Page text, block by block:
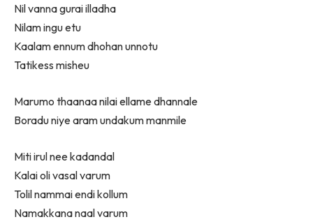
Nil vanna gurai illadha
Nilam ingu etu
Kaalam ennum dhohan unnotu
Tatikess misheu
Marumo thaanaa nilai ellame dhannale
Boradu niye aram undakum manmile
Miti irul nee kadandal
Kalai oli vasal varum
Tolil nammai endi kollum
Namakkana naal varum